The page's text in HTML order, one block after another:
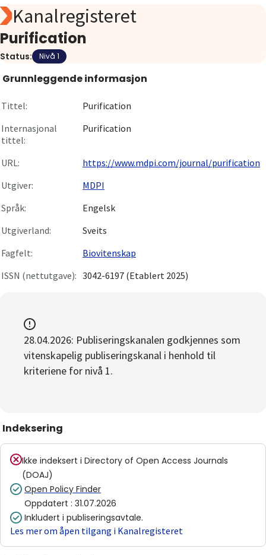
Kanalregisteret
Purification
Status: Nivå 1
Grunnleggende informasjon
Tittel:
Purification
Internasjonal
tittel:
Purification
URL:
https://www.mdpi.com/journal/purification
Utgiver:
MDPI
Språk:
Engelsk
Utgiverland:
Sveits
Fagfelt:
Biovitenskap
ISSN (nettutgave): 3042-6197 (Etablert 2025)
28.04.2026: Publiseringskanalen godkjennes som
vitenskapelig publiseringskanal i henhold til
kriteriene for nivå 1.
Indeksering
Ikke indeksert i Directory of Open Access Journals
(DOAJ)
Open Policy Finder
Oppdatert : 31.07.2026
Inkludert i publiseringsavtale.
Les mer om åpen tilgang i Kanalregisteret